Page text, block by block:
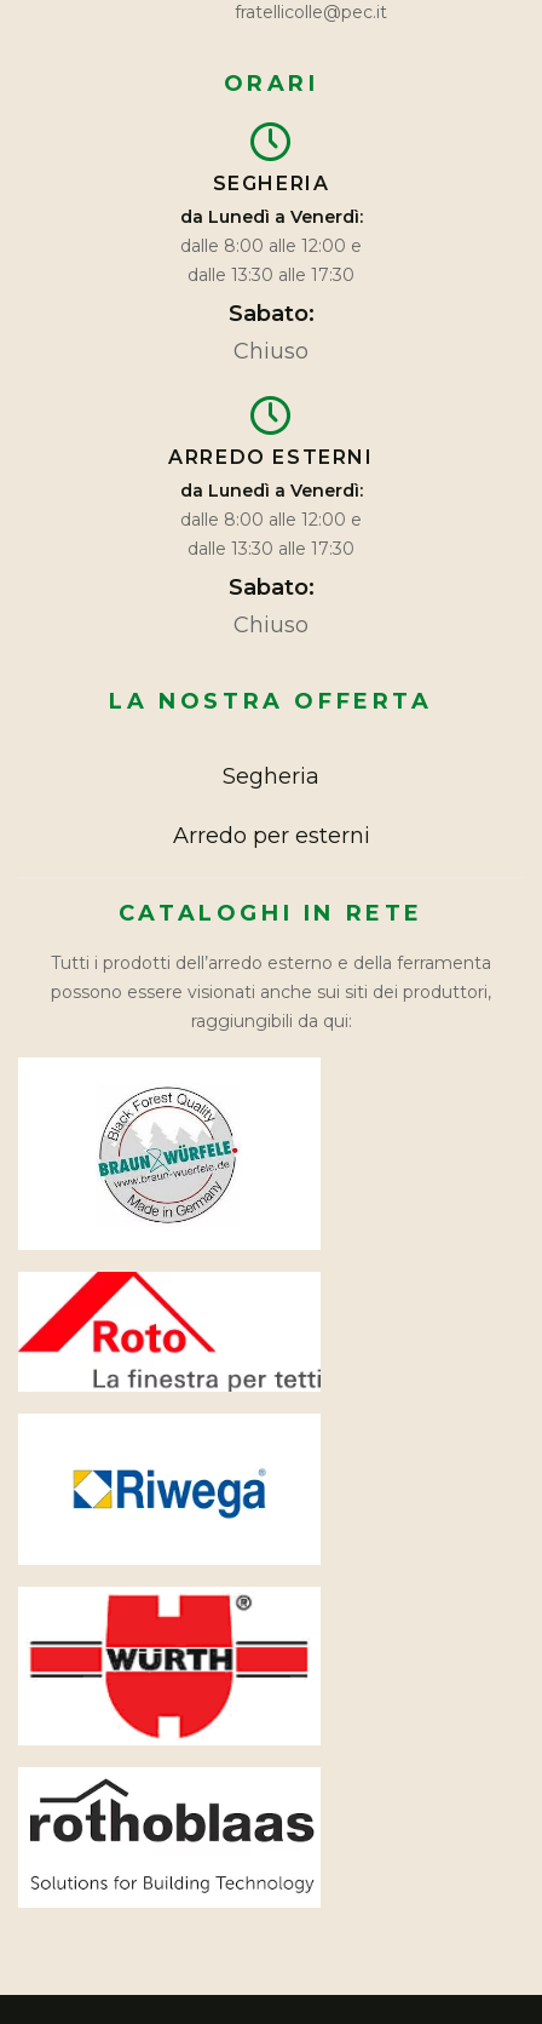
fratellicolle@pec.it
ORARI
SEGHERIA
da Lunedì a Venerdì:
dalle 8:00 alle 12:00 e
dalle 13:30 alle 17:30
Sabato:
Chiuso
ARREDO ESTERNI
da Lunedì a Venerdì:
dalle 8:00 alle 12:00 e
dalle 13:30 alle 17:30
Sabato:
Chiuso
LA NOSTRA OFFERTA
Segheria
Arredo per esterni
CATALOGHI IN RETE
Tutti i prodotti dell’arredo esterno e della ferramenta
possono essere visionati anche sui siti dei produttori,
raggiungibili da qui: